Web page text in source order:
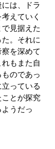
は、ドラ
えていく
見据えた
。それに
を深めて
もまた自
のであっ
っている
とが探究
うだっ